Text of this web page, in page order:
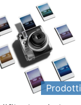
Prodotti